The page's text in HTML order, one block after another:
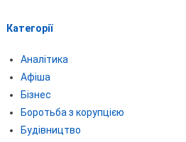
Категорії
Аналітика
Афіша
Бізнес
Боротьба з корупцією
Будівництво